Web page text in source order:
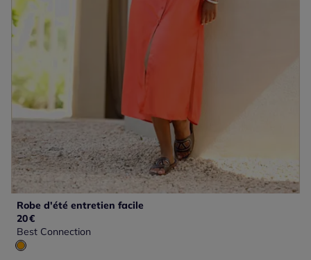
Robe d'été entretien facile
20€
Best Connection